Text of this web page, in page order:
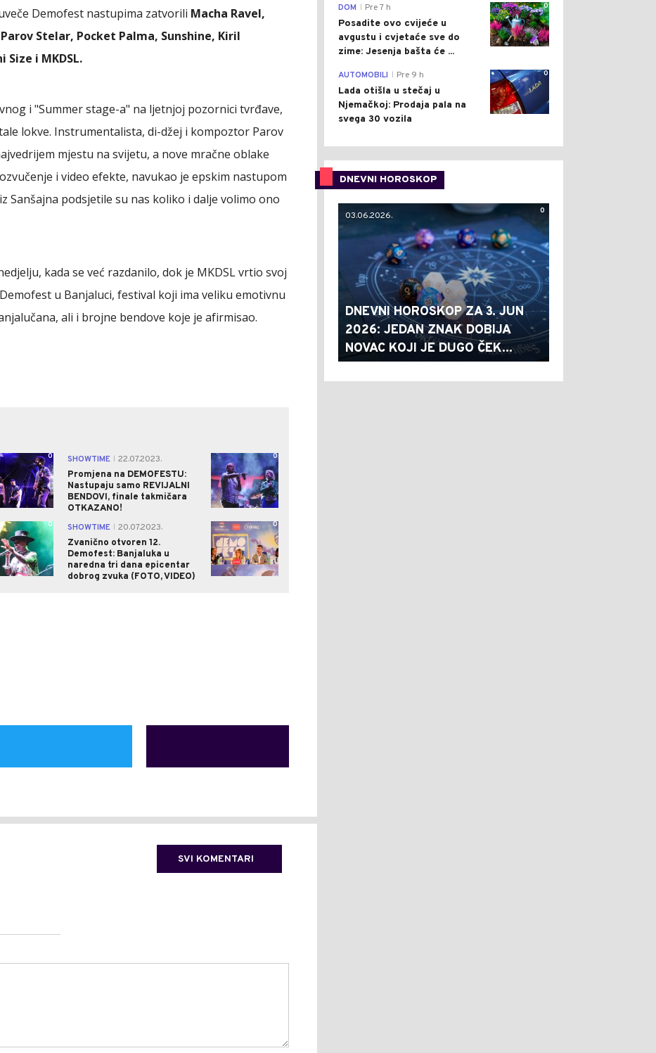
Demofest nastupima zatvorili Macha Ravel,
Stelar, Pocket Palma, Sunshine, Kiril
i MKDSL.
i "Summer stage-a" na ljetnjoj pozornici tvrđave,
lokve. Instrumentalista, di-džej i kompoztor Parov
mjestu na svijetu, a nove mračne oblake
i video efekte, navukao je epskim nastupom
Sanšajna podsjetile su nas koliko i dalje volimo ono
kada se već razdanilo, dok je MKDSL vrtio svoj
u Banjaluci, festival koji ima veliku emotivnu
ali i brojne bendove koje je afirmisao.
0 SHOWTIME
22.07.2023.
Promjena na DEMOFESTU:
Nastupaju samo REVIJALNI
BENDOVI, finale takmičara
OTKAZANO!
0
0 SHOWTIME
20.07.2023.
Zvanično otvoren 12.
Demofest: Banjaluka u
naredna tri dana epicentar
dobrog zvuka (FOTO, VIDEO)
0
SVI KOMENTARI
0
DOM Pre 7 h
Posadite ovo cvijeće u
avgustu i cvjetaće sve do
zime: Jesenja bašta će ...
0
AUTOMOBILI Pre 9 h
Lada otišla u stečaj u
Njemačkoj: Prodaja pala na
svega 30 vozila
DNEVNI HOROSKOP
0
03.06.2026.
DNEVNI HOROSKOP ZA 3. JUN
2026: JEDAN ZNAK DOBIJA
NOVAC KOJI JE DUGO ČEK...